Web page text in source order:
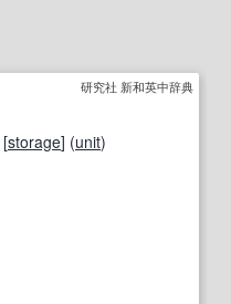
研究社 新和英中辞典
[storage] (unit)